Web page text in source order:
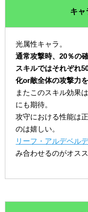
キャ
光属性キャラ。
通常攻撃時、20％の
スキルではそれぞれ
化or敵全体の攻撃力
またこのスキル効果
にも期待。
攻守における性能は
のは嬉しい。
リーフ・アルデベル
み合わせるのがオスス